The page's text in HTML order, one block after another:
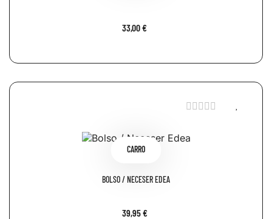
33,00 €
CARRO
BOLSO / NECESER EDEA
39,95 €